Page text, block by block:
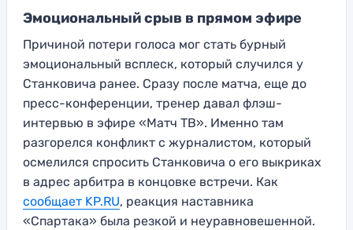
Эмоциональный срыв в прямом эфире
Причиной потери голоса мог стать бурный
эмоциональный всплеск, который случился у
Станковича ранее. Сразу после матча, еще до
пресс-конференции, тренер давал флэш-
интервью в эфире «Матч ТВ». Именно там
разгорелся конфликт с журналистом, который
осмелился спросить Станковича о его выкриках
в адрес арбитра в концовке встречи. Как
сообщает KP.RU, реакция наставника
«Спартака» была резкой и неуравновешенной.